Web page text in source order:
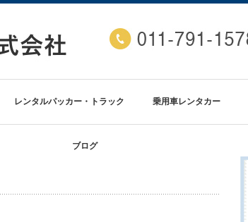
レンタルパッカー・トラック 乗用車レンタカー
ブログ